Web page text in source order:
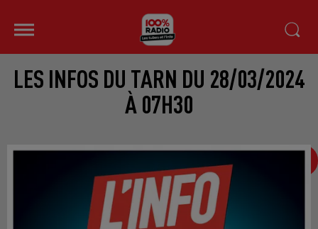
LES INFOS DU TARN DU 28/03/2024
À 07H30